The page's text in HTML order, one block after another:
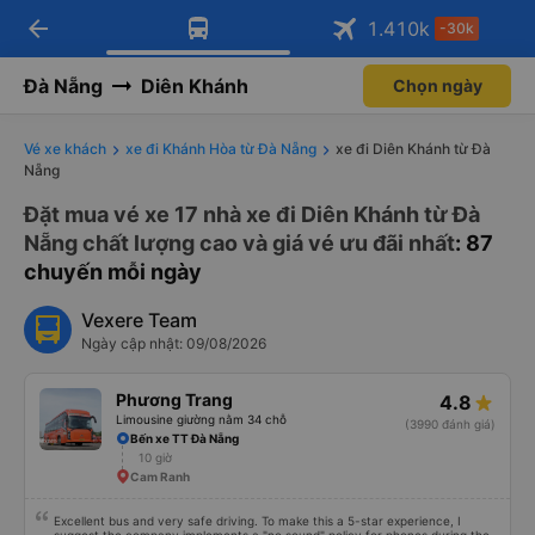
Tải app Vexere ngay!
Nhận ưu đãi thành viên độc
Mở app
Tải app Vexere
-30k/ghế khi đặt vé máy bay qua
Mở app
arrow_back 1.410k -30k
Đà Nẵng Diên Khánh Chọn ngày
Vé xe khách xe đi Khánh Hòa từ Đà Nẵng
xe đi Diên Khánh từ Đà
Nẵng
Đặt mua vé xe 17 nhà xe đi Diên Khánh từ Đà
Nẵng chất lượng cao và giá vé ưu đãi nhất: 87
chuyến mỗi ngày
Vexere Team
Ngày cập nhật: 09/08/2026
Phương Trang
Limousine giường nằm 34 chỗ
4.8
(3990 đánh giá)
Bến xe TT Đà Nẵng
10 giờ
Cam Ranh
Excellent bus and very safe driving. To make this a 5-star experience, I